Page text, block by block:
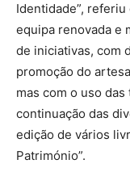
Identidade”,
equipa renovada e
de iniciativas, com
promoção do
mas com o uso
continuação das
edição de vários
Património”.